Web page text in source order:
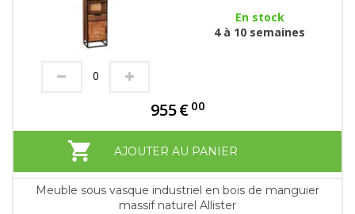
En stock
4 à 10 semaines
955€ 00
AJOUTER AU PANIER
Meuble sous vasque industriel en bois de manguier
massif naturel Allister